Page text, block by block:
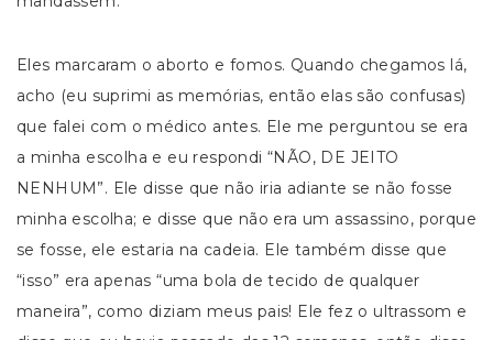
Eles marcaram o aborto e fomos. Quando chegamos lá,
acho (eu suprimi as memórias, então elas são confusas)
que falei com o médico antes. Ele me perguntou se era
a minha escolha e eu respondi “NÃO, DE JEITO
NENHUM”. Ele disse que não iria adiante se não fosse
minha escolha; e disse que não era um assassino, porque
se fosse, ele estaria na cadeia. Ele também disse que
“isso” era apenas “uma bola de tecido de qualquer
maneira”, como diziam meus pais! Ele fez o ultrassom e